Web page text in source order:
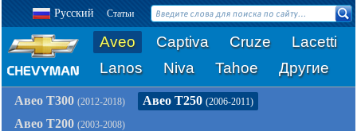
Русский Статьи
Aveo Captiva Cruze
Lacetti
Lanos
Niva Tahoe Другие
Авео Т300 (2012-2018) Авео Т250 (2006-2011)
Авео Т200 (2003-2008)